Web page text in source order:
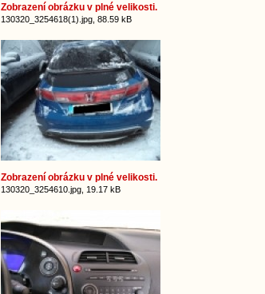
Zobrazení obrázku v plné velikosti.
130320_3254618(1).jpg, 88.59 kB
Zobrazení obrázku v plné velikosti.
130320_3254610.jpg, 19.17 kB